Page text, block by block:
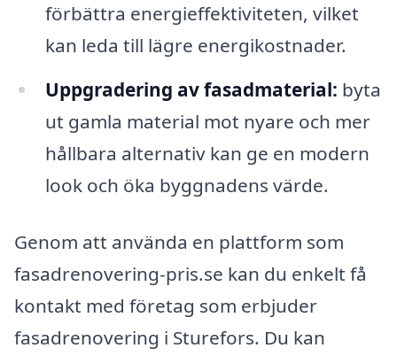
förbättra energieffektiviteten, vilket
kan leda till lägre energikostnader.
Uppgradering av fasadmaterial: byta
ut gamla material mot nyare och mer
hållbara alternativ kan ge en modern
look och öka byggnadens värde.
Genom att använda en plattform som
fasadrenovering-pris.se kan du enkelt få
kontakt med företag som erbjuder
fasadrenovering i Sturefors. Du kan